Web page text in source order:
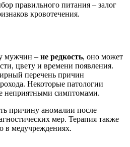
правильного питания – залог
кровотечения.
мужчин – не редкость, оно может
цвету и времени появления.
перечень причин
Некоторые патологии
неприятными симптомами.
причину аномалии после
мер. Терапия также
в медучреждениях.